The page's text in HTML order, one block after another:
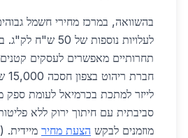
בהשוואה, במרכז מחירי חשמל
לעלויות נוספות של
תחרותיים מאפשרים לעסקים
לייזר למתכת בכרמיאל לעומת ספק
סביבתית עם חיתוך ירוק ללא
מוזמנים לבקש הצעת מחיר